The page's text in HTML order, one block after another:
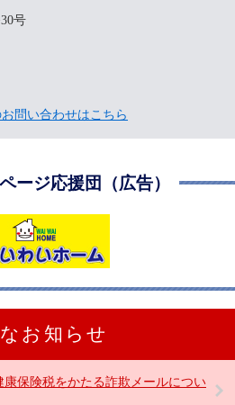
号
お問い合わせはこちら
ージ応援団（広告）
お知らせ
保険税をかたる詐欺メールについ